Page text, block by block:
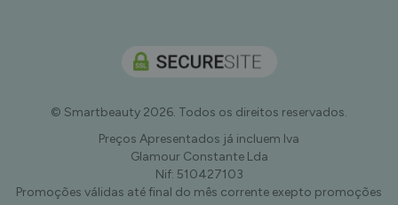
© Smartbeauty 2026. Todos os direitos reservados.
Preços Apresentados já incluem Iva
Glamour Constante Lda
Nif: 510427103
Promoções válidas até final do mês corrente exepto promoções